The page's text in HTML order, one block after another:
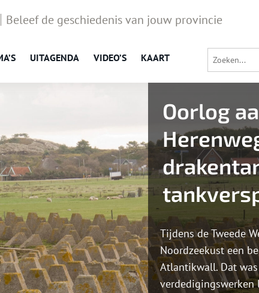
Beleef de geschiedenis van jouw provincie
UITAGENDA VIDEO’S KAART
Oorlog
Tijdens de Tweede
Noordzeekust een
Atlantikwall. Dat
verdedigingswerken